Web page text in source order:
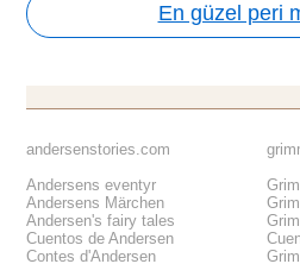
En güzel peri
andersenstories.com
Andersens eventyr
Andersens Märchen
Andersen's fairy tales
Cuentos de Andersen
Contes d'Andersen